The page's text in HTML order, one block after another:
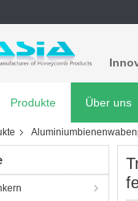
Produkte Über uns